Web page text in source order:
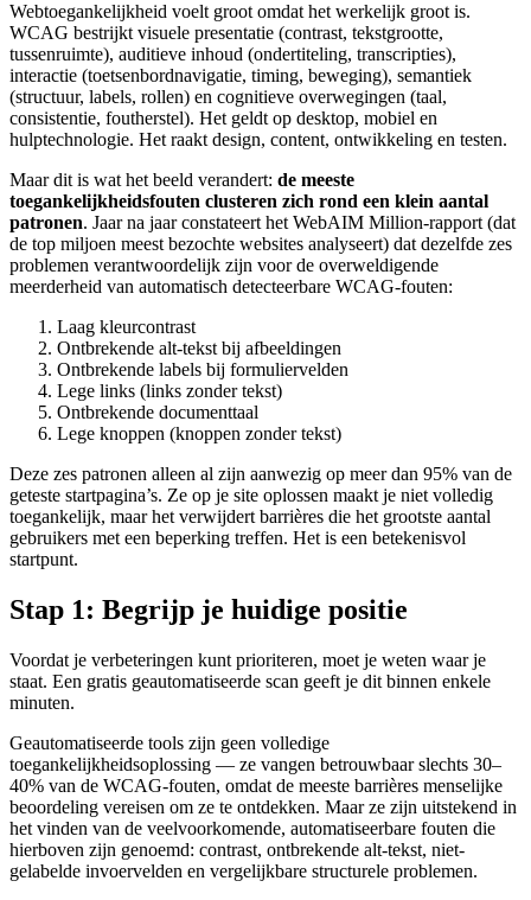
Webtoegankelijkheid voelt groot omdat het werkelijk groot is.
WCAG bestrijkt visuele presentatie (contrast, tekstgrootte,
tussenruimte), auditieve inhoud (ondertiteling, transcripties),
interactie (toetsenbordnavigatie, timing, beweging), semantiek
(structuur, labels, rollen) en cognitieve overwegingen (taal,
consistentie, foutherstel). Het geldt op desktop, mobiel en
hulptechnologie. Het raakt design, content, ontwikkeling en testen.
Maar dit is wat het beeld verandert: de meeste
toegankelijkheidsfouten clusteren zich rond een klein aantal
patronen. Jaar na jaar constateert het WebAIM Million-rapport (dat
de top miljoen meest bezochte websites analyseert) dat dezelfde zes
problemen verantwoordelijk zijn voor de overweldigende
meerderheid van automatisch detecteerbare WCAG-fouten:
Laag kleurcontrast
Ontbrekende alt-tekst bij afbeeldingen
Ontbrekende labels bij formuliervelden
Lege links (links zonder tekst)
Ontbrekende documenttaal
Lege knoppen (knoppen zonder tekst)
Deze zes patronen alleen al zijn aanwezig op meer dan 95% van de
geteste startpagina’s. Ze op je site oplossen maakt je niet volledig
toegankelijk, maar het verwijdert barrières die het grootste aantal
gebruikers met een beperking treffen. Het is een betekenisvol
startpunt.
Stap 1: Begrijp je huidige positie
Voordat je verbeteringen kunt prioriteren, moet je weten waar je
staat. Een gratis geautomatiseerde scan geeft je dit binnen enkele
minuten.
Geautomatiseerde tools zijn geen volledige
toegankelijkheidsoplossing — ze vangen betrouwbaar slechts 30–
40% van de WCAG-fouten, omdat de meeste barrières menselijke
beoordeling vereisen om ze te ontdekken. Maar ze zijn uitstekend in
het vinden van de veelvoorkomende, automatiseerbare fouten die
hierboven zijn genoemd: contrast, ontbrekende alt-tekst, niet-
gelabelde invoervelden en vergelijkbare structurele problemen.